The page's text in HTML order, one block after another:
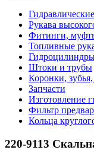
Рукава
Фитинги,
Топливные
Штоки и трубы
Коронки,
Запчасти
Изготовление
Фильтр
Кольца
220-9113